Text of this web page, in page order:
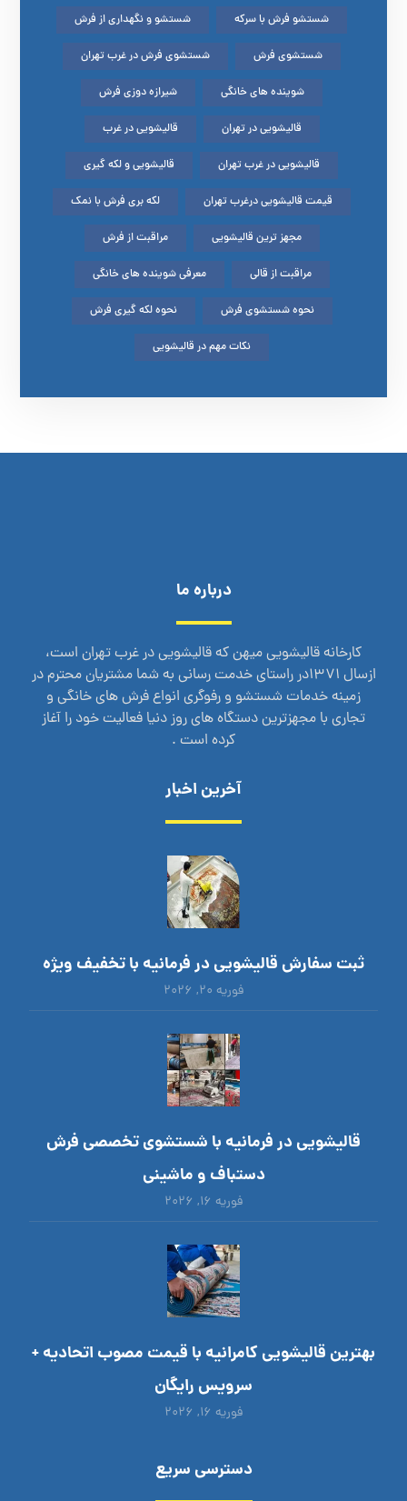
شستشو فرش با سرکه شستشو و نگهداری از فرش
شستشوی فرش شستشوی فرش در غرب تهران
شوینده های خانگی شیرازه دوزی فرش
قالیشویی در تهران قالیشویی در غرب
قالیشویی در غرب تهران قالیشویی و لکه گیری
قیمت قالیشویی درغرب تهران لکه بری فرش با نمک
مجهز ترین قالیشویی مراقبت از فرش
مراقبت از قالی معرفی شوینده های خانگی
نحوه شستشوی فرش نحوه لکه گیری فرش
نکات مهم در قالیشویی
درباره ما
کارخانه قالیشویی میهن که قالیشویی در غرب تهران است،
ازسال 1371در راستای خدمت رسانی به شما مشتریان محترم در
زمینه خدمات شستشو و رفوگری انواع فرش های خانگی و
تجاری با مجهزترین دستگاه های روز دنیا فعالیت خود را آغاز
کرده است .
آخرین اخبار
ثبت سفارش قالیشویی در فرمانیه با تخفیف ویژه
فوریه ۲۰, ۲۰۲۶
قالیشویی در فرمانیه با شستشوی تخصصی فرش
دستباف و ماشینی
فوریه ۱۶, ۲۰۲۶
بهترین قالیشویی کامرانیه با قیمت مصوب اتحادیه +
سرویس رایگان
فوریه ۱۶, ۲۰۲۶
دسترسی سریع